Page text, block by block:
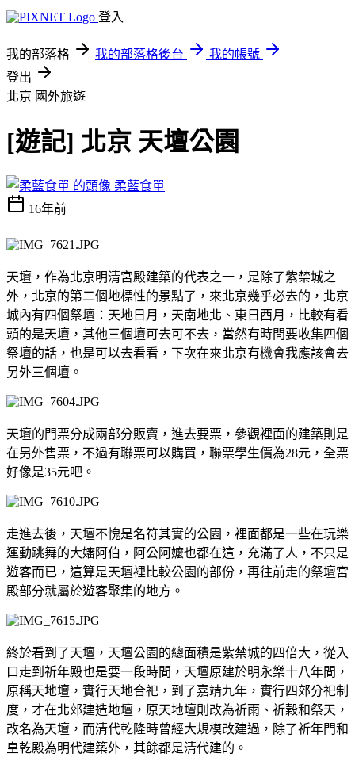
登入
我的部落格 我的部落格後台
我的帳號
登出
北京 國外旅遊
[遊記] 北京 天壇公園
柔藍食單
16年前
天壇，作為北京明清宮殿建築的代表之一，是除了紫禁城之
外，北京的第二個地標性的景點了，來北京幾乎必去的，北京
城內有四個祭壇：天地日月，天南地北、東日西月，比較有看
頭的是天壇，其他三個壇可去可不去，當然有時間要收集四個
祭壇的話，也是可以去看看，下次在來北京有機會我應該會去
另外三個壇。
天壇的門票分成兩部分販賣，進去要票，參觀裡面的建築則是
在另外售票，不過有聯票可以購買，聯票學生價為28元，全票
好像是35元吧。
走進去後，天壇不愧是名符其實的公園，裡面都是一些在玩樂
運動跳舞的大嬸阿伯，阿公阿嬤也都在這，充滿了人，不只是
遊客而已，這算是天壇裡比較公園的部份，再往前走的祭壇宮
殿部分就屬於遊客聚集的地方。
終於看到了天壇，天壇公園的總面積是紫禁城的四倍大，從入
口走到祈年殿也是要一段時間，天壇原建於明永樂十八年間，
原稱天地壇，實行天地合祀，到了嘉靖九年，實行四郊分祀制
度，才在北郊建造地壇，原天地壇則改為祈雨、祈榖和祭天，
改名為天壇，而清代乾隆時曾經大規模改建過，除了祈年門和
皇乾殿為明代建築外，其餘都是清代建的。